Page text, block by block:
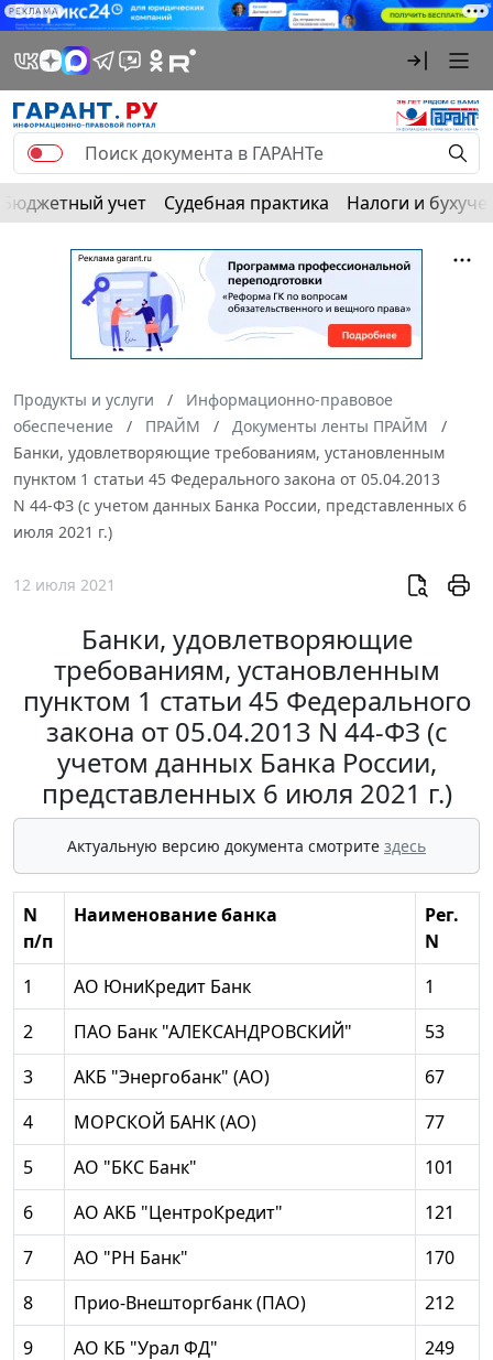
РЕКЛАМА
Бюджетный учет Судебная практика Налоги и
Продукты и услуги
Информационно-правовое
обеспечение
ПРАЙМ
Документы ленты ПРАЙМ
Банки, удовлетворяющие требованиям, установленным
пунктом 1 статьи 45 Федерального закона от 05.04.2013
N 44-ФЗ (с учетом данных Банка России, представленных 6
июля 2021 г.)
12 июля 2021
Банки, удовлетворяющие
требованиям, установленным
пунктом 1 статьи 45 Федерального
закона от 05.04.2013 N 44-ФЗ (с
учетом данных Банка России,
представленных 6 июля 2021 г.)
Актуальную версию документа смотрите здесь
N
п/п
Наименование банка
Рег.
N
1
АО ЮниКредит Банк
1
2
ПАО Банк "АЛЕКСАНДРОВСКИЙ"
53
3
АКБ "Энергобанк" (АО)
67
4
МОРСКОЙ БАНК (АО)
77
5
АО "БКС Банк"
101
6
АО АКБ "ЦентроКредит"
121
7
АО "РН Банк"
170
8
Прио-Внешторгбанк (ПАО)
212
9
АО КБ "Урал ФД"
249